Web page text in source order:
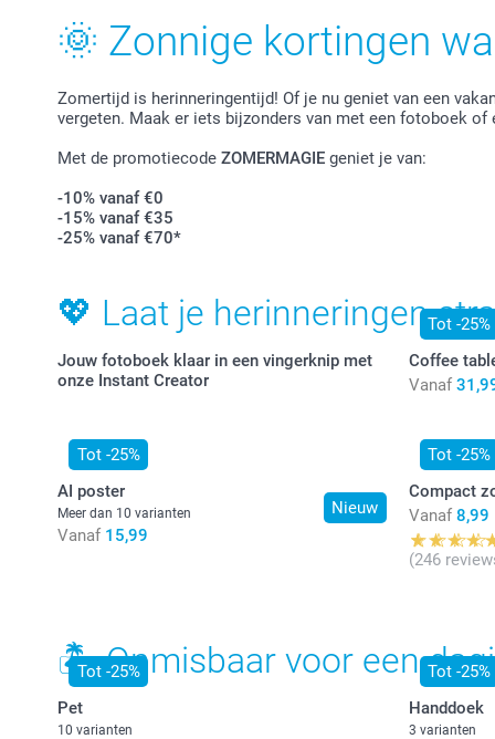
🌞 Zonnige kortingen
Zomertijd is herinneringentijd! Of je nu geniet van een
vergeten. Maak er iets bijzonders van met een fotoboek of
Met de promotiecode ZOMERMAGIE geniet je van:
-10% vanaf €0
-15% vanaf €35
-25% vanaf €70*
💖 Laat je herinneringen
Jouw fotoboek klaar in een vingerknip met
onze Instant Creator
Tot -25%
Coffee
Vanaf
Nieuw
Tot -25%
AI poster
Meer dan 10 varianten
Vanaf 15,99
Tot -25%
Compact
Vanaf 8,99
(246
🏝 Onmisbaar voor een
Tot -25%
Pet
10 varianten
Tot -25%
Handdoek
3 varianten